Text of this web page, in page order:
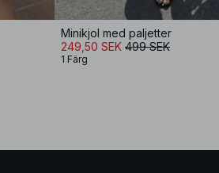
Minikjol med paljetter
249,50 SEK 499 SEK
1 Färg